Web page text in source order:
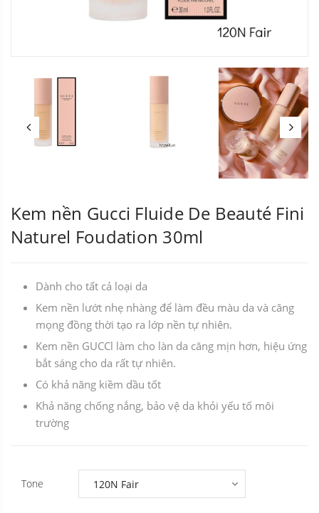
Kem nền Gucci Fluide De Beauté Fini
Naturel Foudation 30ml
Dành cho tất cả loại da
Kem nền lướt nhẹ nhàng để làm đều màu da và căng
mọng đồng thời tạo ra lớp nền tự nhiên.
Kem nền GUCCl làm cho làn da căng mịn hơn, hiệu ứng
bắt sáng cho da rất tự nhiên.
Có khả năng kiềm dầu tốt
Khả năng chống nắng, bảo vệ da khỏi yếu tố môi
trường
Tone